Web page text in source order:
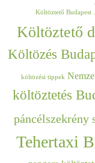
Költöztető Budapest
Költöztető
Költözés
költözési tippek
költöztetés
páncélszekrény
Tehertaxi